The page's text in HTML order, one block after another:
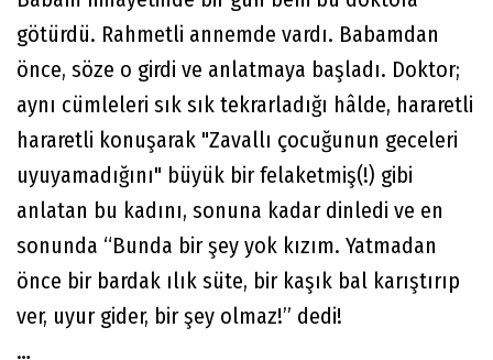
götürdü. Rahmetli annemde vardı. Babamdan
önce, söze o girdi ve anlatmaya başladı. Doktor;
aynı cümleleri sık sık tekrarladığı hâlde, hararetli
hararetli konuşarak "Zavallı çocuğunun geceleri
uyuyamadığını" büyük bir felaketmiş(!) gibi
anlatan bu kadını, sonuna kadar dinledi ve en
sonunda “Bunda bir şey yok kızım. Yatmadan
önce bir bardak ılık süte, bir kaşık bal karıştırıp
ver, uyur gider, bir şey olmaz!” dedi!
…